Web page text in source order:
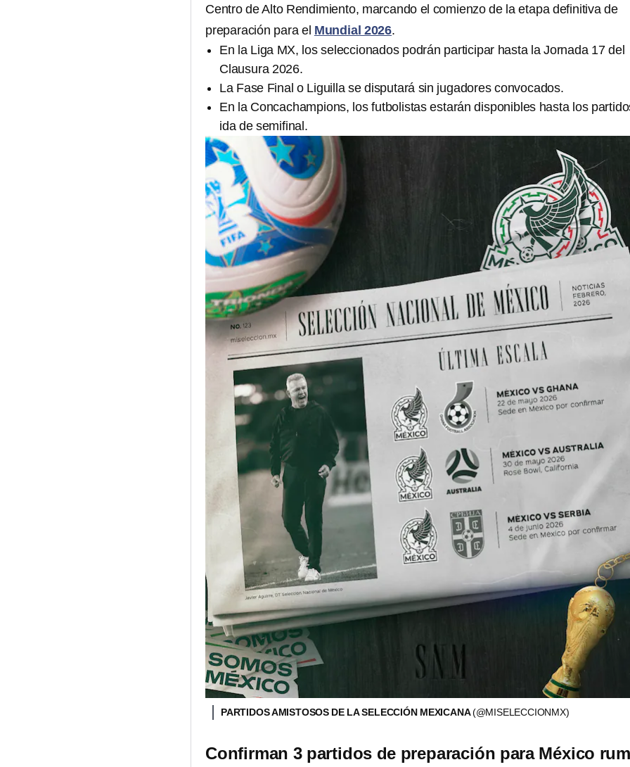
Centro de Alto Rendimiento, marcando el comienzo de la etapa definitiva de
preparación para el Mundial 2026.
En la Liga MX, los seleccionados podrán participar hasta la Jornada 17 del
Clausura 2026.
La Fase Final o Liguilla se disputará sin jugadores convocados.
En la Concachampions, los futbolistas estarán disponibles hasta los
ida de semifinal.
PARTIDOS AMISTOSOS DE LA SELECCIÓN MEXICANA(@MISELECCIONMX)
Confirman 3 partidos de preparación para México